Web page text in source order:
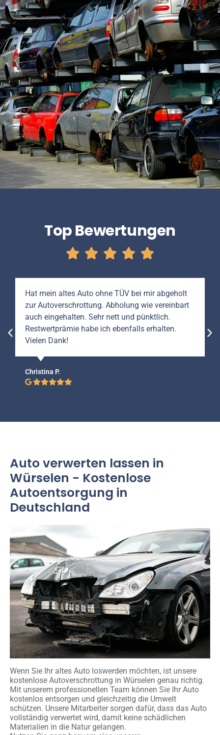
Top Bewertungen
Hat mein altes Auto ohne TÜV bei mir abgeholt
zur Autoverschrottung. Abholung wie vereinbart
auch eingehalten. Sehr nett und pünktlich.
Restwertprämie habe ich ebenfalls erhalten.
Vielen Dank!
Christina P.
Auto verwerten lassen in
Würselen - Kostenlose
Autoentsorgung in
Deutschland
Wenn Sie Ihr altes Auto loswerden möchten, ist unsere
kostenlose Autoverschrottung in Würselen genau richtig.
Mit unserem professionellen Team können Sie Ihr Auto
kostenlos entsorgen und gleichzeitig die Umwelt
schützen. Unsere Mitarbeiter sorgen dafür, dass das Auto
vollständig verwertet wird, damit keine schädlichen
Materialien in die Natur gelangen.